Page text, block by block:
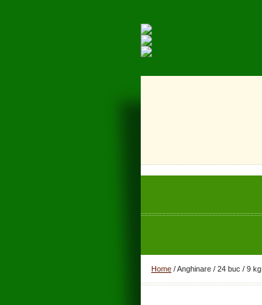
Home /Anghinare / 24 buc / 9 kg